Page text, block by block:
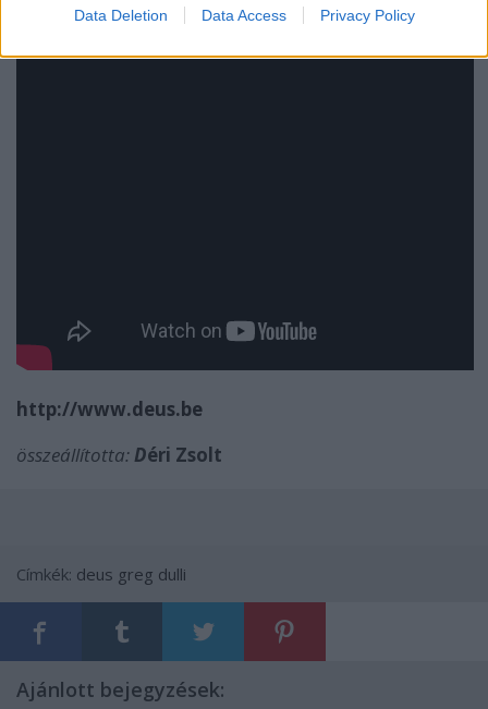
Data Deletion Data Access Privacy Policy
http://www.deus.be
összeállította:Déri Zsolt
Címkék: deus greg dulli
Ajánlott bejegyzések: